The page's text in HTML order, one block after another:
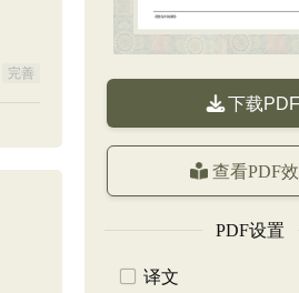
完善
下载PDF
查看PDF
PDF设置
译文